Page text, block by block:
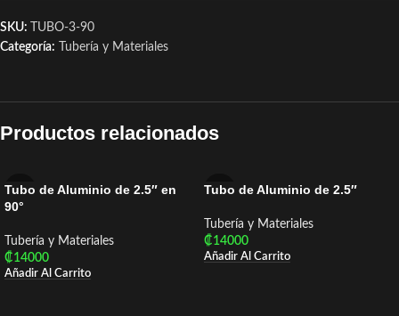
SKU:
TUBO-3-90
Categoría:
Tubería y Materiales
Productos relacionados
Tubo de Aluminio de 2.5″ en
90°
Tubería y Materiales
₡14000
Añadir Al Carrito
Tubo de Aluminio de 2.5″
Tubería y Materiales
₡14000
Añadir Al Carrito